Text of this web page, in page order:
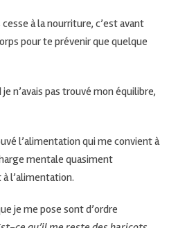
à la nourriture, c’est avant
pour te prévenir que quelque
je n’avais pas trouvé mon équilibre,
l’alimentation qui me convient à
mentale quasiment
l’alimentation.
je me pose sont d’ordre